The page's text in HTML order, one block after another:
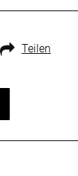
Teilen